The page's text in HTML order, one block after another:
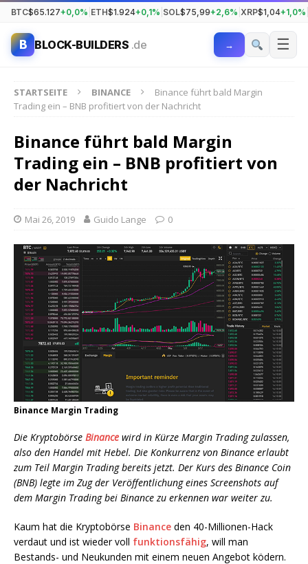
BTC$65.127+0,0% ETH$1.924+0,1% SOL$75,99+2,6% XRP$1,04+1,0%
B BLOCK-BUILDERS .de → ☰
STARTSEITE BINANCE
Binance führt bald Margin
Trading ein – BNB profitiert von der Nachricht
Binance führt bald Margin
Trading ein – BNB profitiert von
der Nachricht
Mai 26, 2019 Guido Lange 0
Binance Margin Trading
Die Kryptobörse Binance wird in Kürze Margin Trading zulassen,
also den Handel mit Hebel. Die Konkurrenz von Binance erlaubt
zum Teil Margin Trading bereits jetzt. Der Kurs des Binance Coin
(BNB) legte im Zug der Veröffentlichung eines Screenshots auf
dem Margin Trading bei Binance zu erkennen war weiter zu.
Kaum hat die Kryptobörse Binance den 40-Millionen-Hack
verdaut und ist wieder voll funktionsfähig, will man
Bestands- und Neukunden mit einem neuen Angebot ködern.